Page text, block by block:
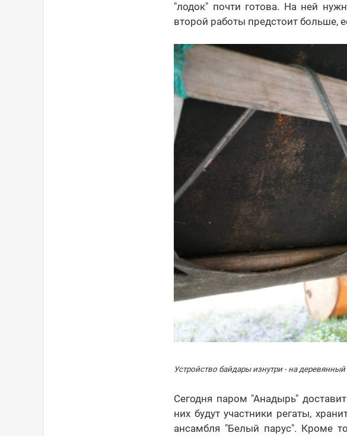
"лодок" почти готова. На ней
второй работы предстоит
Устройство байдары изнутри - на
Сегодня паром "Анадырь"
них будут участники регаты,
ансамбля "Белый парус". Кроме